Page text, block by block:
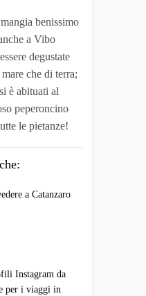
benissimo
a Vibo
degustate
che di terra;
è abituati al
peperoncino
le pietanze!
a Catanzaro
Instagram da
per i viaggi in